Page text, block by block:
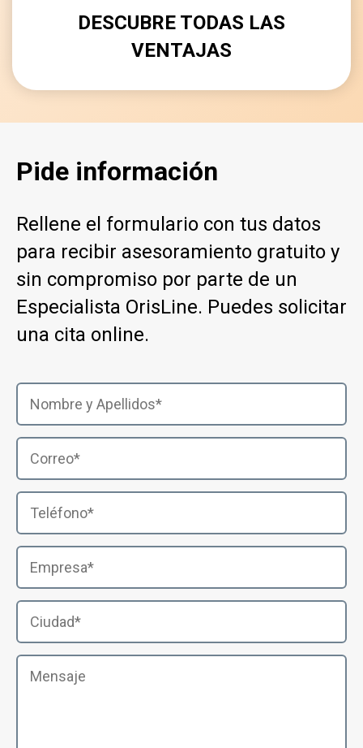
DESCUBRE TODAS LAS
VENTAJAS
Pide información
Rellene el formulario con tus datos
para recibir asesoramiento gratuito y
sin compromiso por parte de un
Especialista OrisLine. Puedes solicitar
una cita online.